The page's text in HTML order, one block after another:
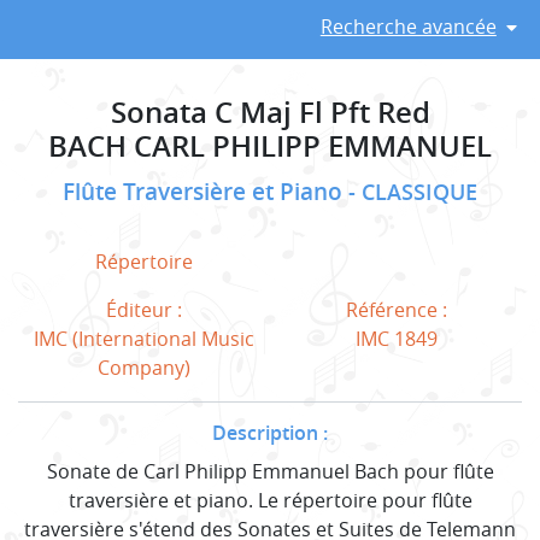
Recherche avancée
Sonata C Maj Fl Pft Red
BACH CARL PHILIPP EMMANUEL
Flûte Traversière et Piano CLASSIQUE
Répertoire
Éditeur :
IMC (International Music
Company)
Référence :
IMC 1849
Description :
Sonate de Carl Philipp Emmanuel Bach pour flûte
traversière et piano. Le répertoire pour flûte
traversière s'étend des Sonates et Suites de Telemann